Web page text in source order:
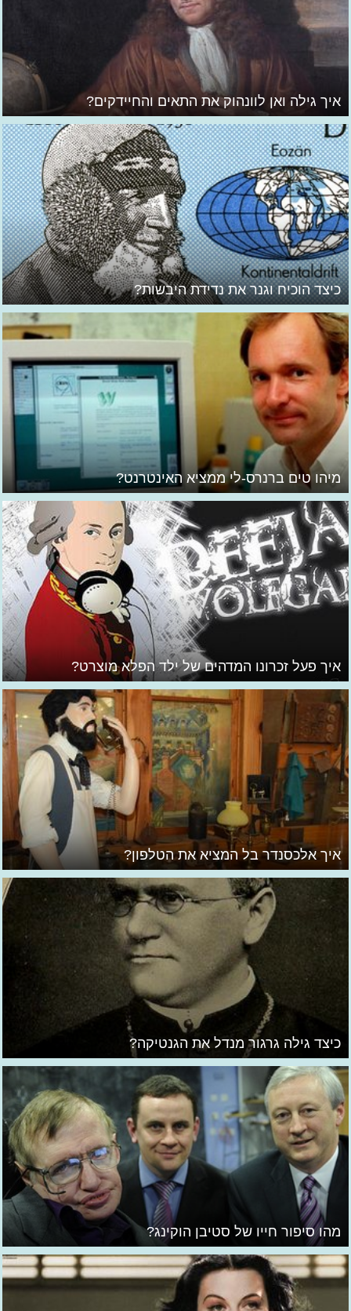
איך גילה ואן לוונהוק את התאים והחיידקים?
כיצד הוכיח וגנר את נדידת היבשות?
מיהו טים ברנרס-לי ממציא האינטרנט?
איך פעל זכרונו המדהים של ילד הפלא מוצרט?
איך אלכסנדר בל המציא את הטלפון?
כיצד גילה גרגור מנדל את הגנטיקה?
מהו סיפור חייו של סטיבן הוקינג?